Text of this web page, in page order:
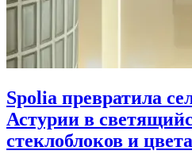
Spolia превратила
Астурии в
стеклоблоков и цвета